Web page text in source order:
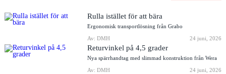
Rulla istället för att bära
Ergonomisk transportlösning från Grabo
Av: DMH
24 juni, 2026
Returvinkel på 4,5 grader
Nya spärrhandtag med slimmad konstruktion från Wera
Av: DMH
24 juni, 2026